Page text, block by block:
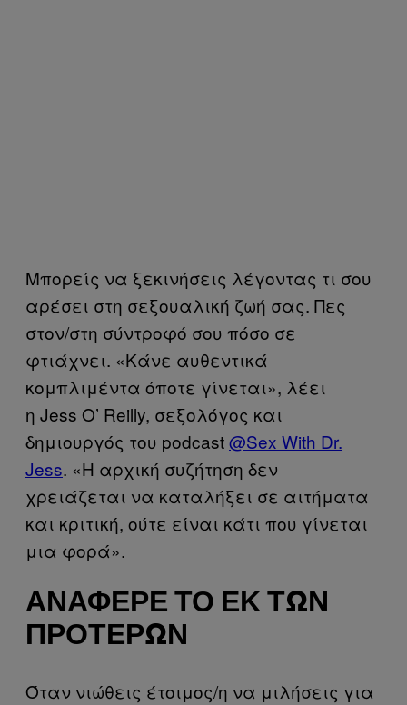
Μπορείς να ξεκινήσεις λέγοντας τι σου
αρέσει στη σεξουαλική ζωή σας. Πες
στον/στη σύντροφό σου πόσο σε
φτιάχνει. «Κάνε αυθεντικά
κομπλιμέντα όποτε γίνεται», λέει
η Jess O’ Reilly, σεξολόγος και
δημιουργός του podcast@Sex With Dr.
Jess. «Η αρχική συζήτηση δεν
χρειάζεται να καταλήξει σε αιτήματα
και κριτική, ούτε είναι κάτι που γίνεται
μια φορά».
ΑΝΆΦΕΡΈ ΤΟ ΕΚ ΤΩΝ
ΠΡΟΤΈΡΩΝ
Όταν νιώθεις έτοιμος/η να μιλήσεις για